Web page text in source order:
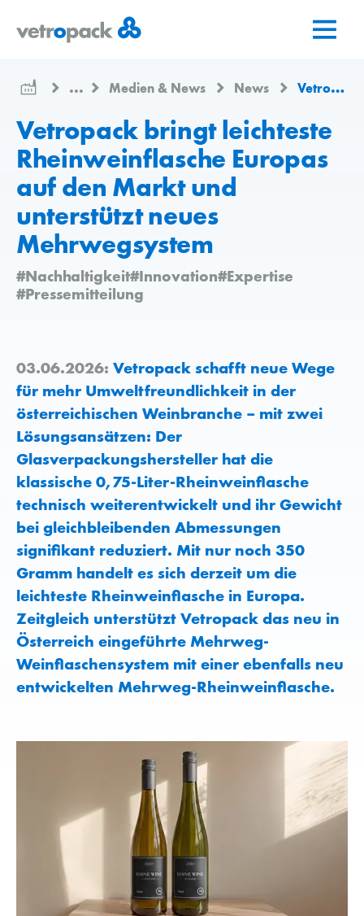
Startseite
Inhalt
Kontakt
...
Medien & News News Vetropack bringt leichteste Rheinweinflasche Europas auf den Markt und unterstützt neues Mehrwegsystem
Vetropack bringt leichteste
Rheinweinflasche Europas
auf den Markt und
unterstützt neues
Mehrwegsystem
#Nachhaltigkeit#Innovation#Expertise
#Pressemitteilung
03.06.2026: Vetropack schafft neue Wege
für mehr Umweltfreundlichkeit in der
österreichischen Weinbranche – mit zwei
Lösungsansätzen: Der
Glasverpackungshersteller hat die
klassische 0,75-Liter-Rheinweinflasche
technisch weiterentwickelt und ihr Gewicht
bei gleichbleibenden Abmessungen
signifikant reduziert. Mit nur noch 350
Gramm handelt es sich derzeit um die
leichteste Rheinweinflasche in Europa.
Zeitgleich unterstützt Vetropack das neu in
Österreich eingeführte Mehrweg-
Weinflaschensystem mit einer ebenfalls neu
entwickelten Mehrweg-Rheinweinflasche.